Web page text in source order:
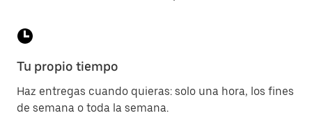
Tu propio tiempo
Haz entregas cuando quieras: solo una hora, los fines
de semana o toda la semana.